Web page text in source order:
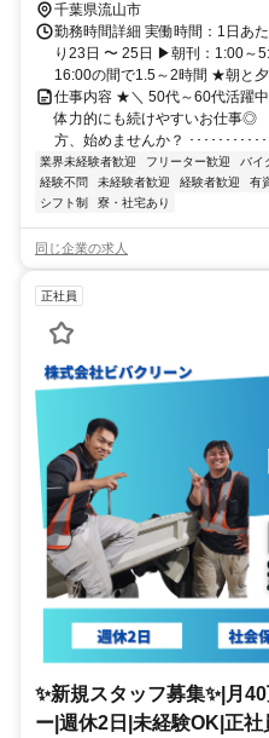
千葉県流山市
勤務時間詳細 実働時間：1日あ
り23日 〜 25日 ▶朝刊：1:00～
16:00の間で1.5～2時間 ★朝と
仕事内容 ★＼ 50代～60代活躍
体力的にも続けやすいお仕事◎
方、始めませんか？ ･･･････････
業界未経験者歓迎 フリーター歓迎 バイ
経験不問
未経験者歓迎 経験者歓迎 有
シフト制
寮・社宅あり
同じ企業の求人
正社員
✨新規スタッフ募集✨|月
ー|週休2日|未経験OK|正社